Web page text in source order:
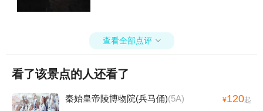
查看全部点评 
看了该景点的人还看了
秦始皇帝陵博物院(兵马俑)(5A) ¥120起